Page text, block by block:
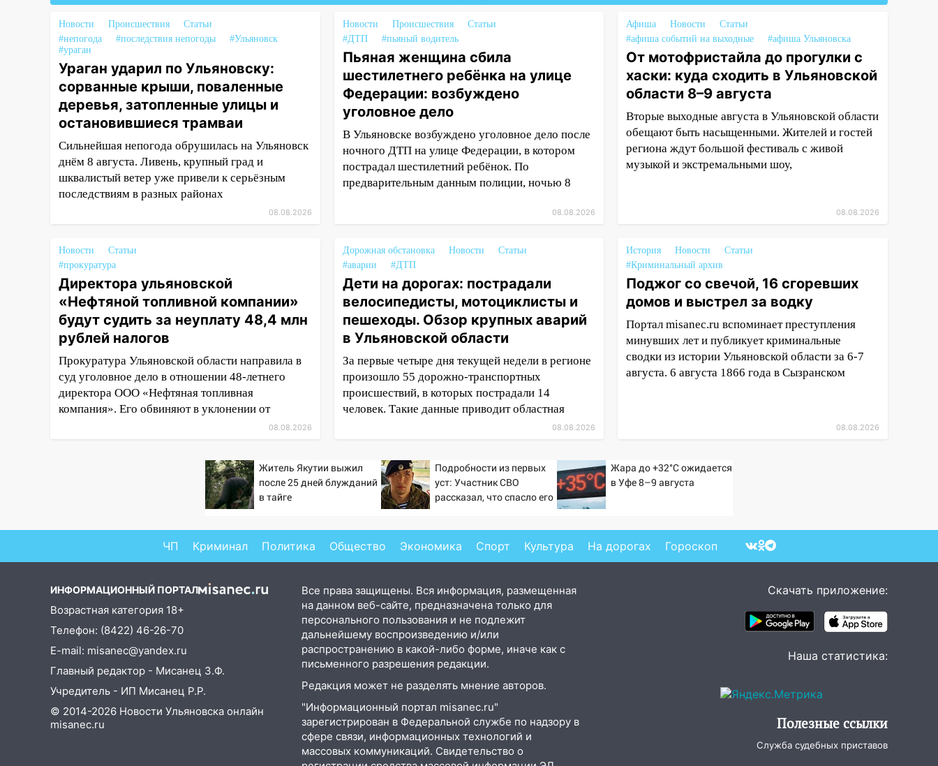
летнего мужчину, пропавшего
ещё 19 июля
10:30
прогулки с хаски: куда сходить
в Ульяновской области 8–9
августа
10:11 Директора ульяновской
«Нефтяной топливной
компании» будут судить за
неуплату 48,4 млн рублей
налогов
Обзор крупных аварий в
Ульяновской области
08:30 Поджог со свечой, 16
сгоревших домов и выстрел за
водку
07:50
Какая погоды будет днем
8 августа
06:45 Императорский мост в
Ульяновске останется
гороскоп на 8 августа — кому
повезет с деньгами, а кого
ждет неожиданная встреча
объявили ракетную опасность:
20:40 Ульяновские аграрии
смогут купить тракторы с
отсрочкой платежа до декабря
19:34 В следственном
управлении состоялось
торжественное мероприятие,
приуроченное к празднованию
Дня сотрудника органов
следствия Российской
Новости Происшествия
Статьи
#непогода
#последствия непогоды
#Ульяновск
#ураган
Ураган ударил по Ульяновску:
сорванные крыши, поваленные
деревья, затопленные улицы и
остановившиеся трамваи
Сильнейшая непогода обрушилась на Ульяновск
днём 8 августа. Ливень, крупный град и
шквалистый ветер уже привели к серьёзным
последствиям в разных районах
08.08.2026
Новости Происшествия
Статьи
#ДТП
#пьяный водитель
Пьяная женщина сбила
шестилетнего ребёнка на улице
Федерации: возбуждено
уголовное дело
В Ульяновске возбуждено уголовное дело после
ночного ДТП на улице Федерации, в котором
пострадал шестилетний ребёнок. По
предварительным данным полиции, ночью 8
08.08.2026
Афиша Новости
Статьи
#афиша событий на выходные
#афиша Ульяновска
От мотофристайла до прогулки с
хаски: куда сходить в Ульяновской
области 8–9 августа
Вторые выходные августа в Ульяновской области
обещают быть насыщенными. Жителей и гостей
региона ждут большой фестиваль с живой
музыкой и экстремальными шоу,
08.08.2026
Новости
Статьи
#прокуратура
Директора ульяновской
«Нефтяной топливной компании»
будут судить за неуплату 48,4 млн
рублей налогов
Прокуратура Ульяновской области направила в
суд уголовное дело в отношении 48-летнего
директора ООО «Нефтяная топливная
компания». Его обвиняют в уклонении от
08.08.2026
Дорожная обстановка Новости
Статьи
#аварии
#ДТП
Дети на дорогах: пострадали
велосипедисты, мотоциклисты и
пешеходы. Обзор крупных аварий
в Ульяновской области
За первые четыре дня текущей недели в регионе
произошло 55 дорожно-транспортных
происшествий, в которых пострадали 14
человек. Такие данные приводит областная
08.08.2026
История Новости
Статьи
#Криминальный архив
Поджог со свечой, 16 сгоревших
домов и выстрел за водку
Портал misanec.ru вспоминает преступления
минувших лет и публикует криминальные
сводки из истории Ульяновской области за 6-7
августа. 6 августа 1866 года в Сызранском
08.08.2026
Житель Якутии выжил
после 25 дней блужданий
в тайге
Подробности из первых
уст: Участник СВО
рассказал, что спасло его
Жара до +32°C ожидается
в Уфе 8–9 августа
ЧП Криминал Политика Общество Экономика Спорт Культура На дорогах Гороскоп
ИНФОРМАЦИОННЫЙ ПОРТАЛ
Возрастная категория 18+
Телефон: (8422) 46-26-70
E-mail: misanec@yandex.ru
Главный редактор - Мисанец З.Ф.
Учредитель - ИП Мисанец Р.Р.
© 2014-2026 Новости Ульяновска онлайн
misanec.ru
Все права защищены. Вся информация, размещенная
на данном веб-сайте, предназначена только для
персонального пользования и не подлежит
дальнейшему воспроизведению и/или
распространению в какой-либо форме, иначе как с
письменного разрешения редакции.
Редакция может не разделять мнение авторов.
"Информационный портал misanec.ru"
зарегистрирован в Федеральной службе по надзору в
сфере связи, информационных технологий и
массовых коммуникаций. Свидетельство о
Скачать приложение:
Наша статистика:
Полезные ссылки
Служба судебных приставов